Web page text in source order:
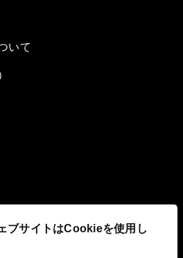
ブサイトはCookieを使用し
いて
り組み